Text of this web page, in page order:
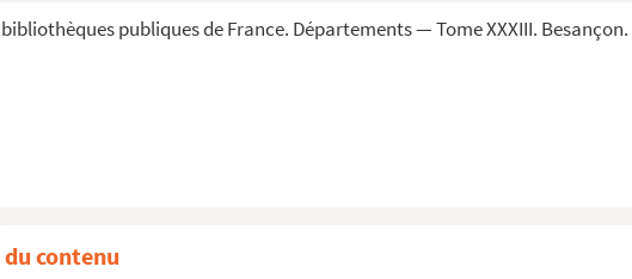
publiques de France. Départements — Tome XXXIII.
signée
3 juillet 1622
contenu